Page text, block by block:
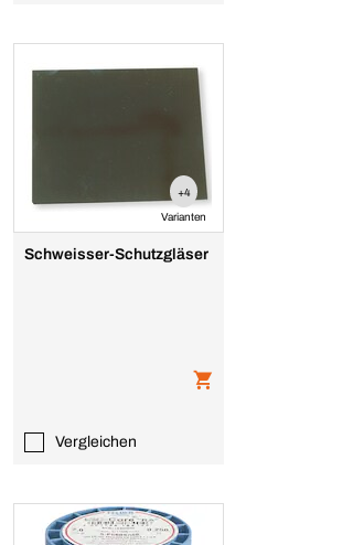
+4
Varianten
Schweisser-Schutzgläser
Vergleichen